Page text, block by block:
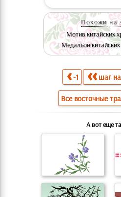
Похожи на
Мотив китайских
Медальон
-1 шаг
Все восточные
А вот еще